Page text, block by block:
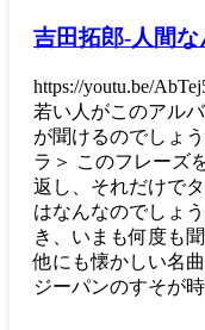
吉田拓郎-人間な
https://youtu.be/
若い人がこのアル
が聞けるのでしょ
ラ＞ このフレーズ
返し、それだけで
はなんなのでしょ
き、いまも何度も
他にも懐かしい名
ジーパンのすそが